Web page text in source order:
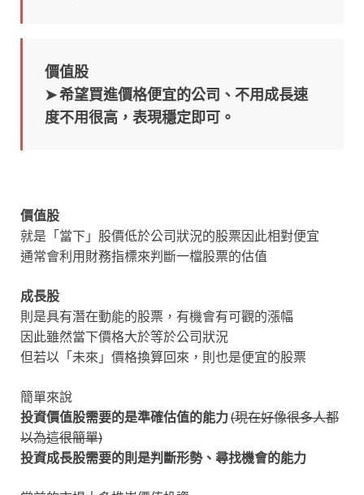
價值股
➤ 希望買進價格便宜的公司、不用成長速
度不用很高，表現穩定即可。
價值股
就是「當下」股價低於公司狀況的股票因此相對便宜
通常會利用財務指標來判斷一檔股票的估值
成長股
則是具有潛在動能的股票，有機會有可觀的漲幅
因此雖然當下價格大於等於公司狀況
但若以「未來」價格換算回來，則也是便宜的股票
簡單來說
投資價值股需要的是準確估值的能力(現在好像很多人都
以為這很簡單)
投資成長股需要的則是判斷形勢、尋找機會的能力